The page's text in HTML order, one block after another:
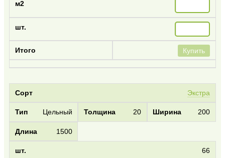
Купить
Экстра
Цельный 20 200
1500
66